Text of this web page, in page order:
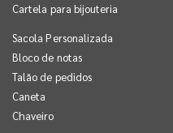
Cartela para bijouteria
Sacola Personalizada
Bloco de notas
Talão de pedidos
Caneta
Chaveiro